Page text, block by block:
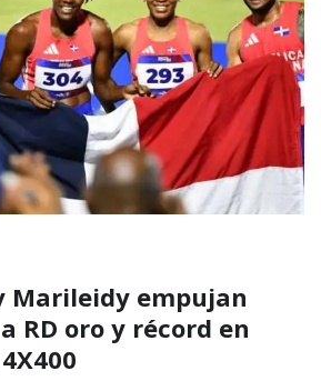
Marileidy empujan
RD oro y récord en